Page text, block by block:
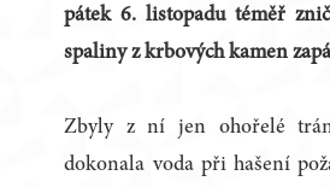
pátek 6. listopadu téměř
spaliny z krbových kamen
Zbyly z ní jen ohořelé
dokonala voda při hašení